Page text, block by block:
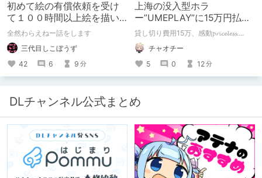
初めて絵の有償依頼を受け
て１００時間以上絵を描い
た話
全然わらえねー話をします
三代目しこぼうず
42
6 9 分
上海の没入型ホラ
ー”UMEPLAY”に15万円払っ
たら、2作品とも号泣した※
ネタバレなし
貸し切り費用15万、感動𝓹𝓻𝓲𝓬𝓮𝓵𝓮𝓼𝓼....
チャオチー
5
0 12分
DLチャンネル公式まとめ